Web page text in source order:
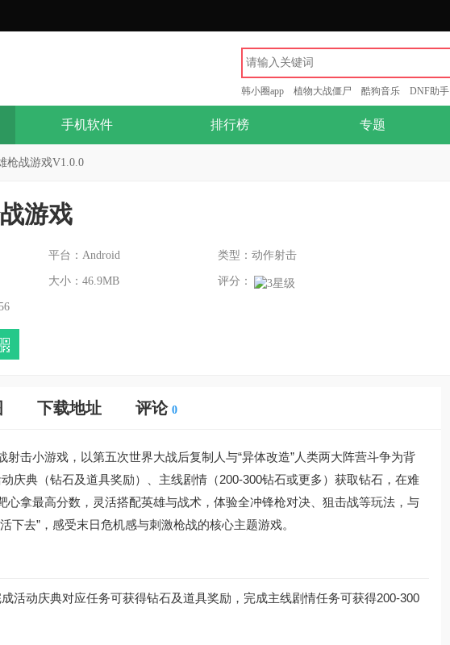
韩小圈app 植物大战僵尸 酷狗音乐 DNF助手
手机软件 排行榜 专题
枪战游戏V1.0.0
游戏
平台：Android 类型：动作射击
大小：46.9MB 评分：
下载地址 评论 0
射击小游戏，以第五次世界大战后复制人与“异体改造”人类两大阵营斗争为背
庆典（钻石及道具奖励）、主线剧情（200-300钻石或更多）获取钻石，在难
心拿最高分数，灵活搭配英雄与战术，体验全冲锋枪对决、狙击战等玩法，与
下去”，感受末日危机感与刺激枪战的核心主题游戏。
活动庆典对应任务可获得钻石及道具奖励，完成主线剧情任务可获得200-300